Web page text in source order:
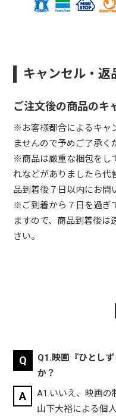
キャンセル・返
ご注文後の商品のキ
※お客様都合によるキャ
ませんので予めご了承く
※商品は厳重な梱包をし
れなどがありましたら代
品到着後７日以内にお問
※ご到着から７日を過ぎ
ますので、商品到着後は
Q1.映画『ひとし
か？
A1.いいえ、映画の
山下大裕による個